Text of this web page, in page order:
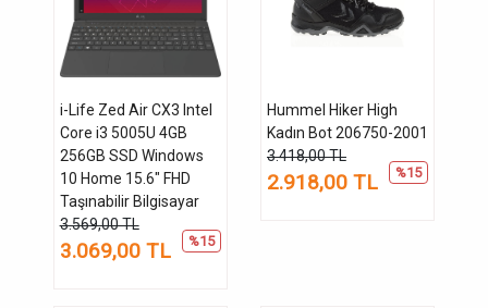
i-Life Zed Air CX3 Intel
Core i3 5005U 4GB
256GB SSD Windows
10 Home 15.6" FHD
Taşınabilir Bilgisayar
3.569,00 TL
%15
3.069,00 TL
Hummel Hiker High
Kadın Bot 206750-2001
3.418,00 TL
%15
2.918,00 TL